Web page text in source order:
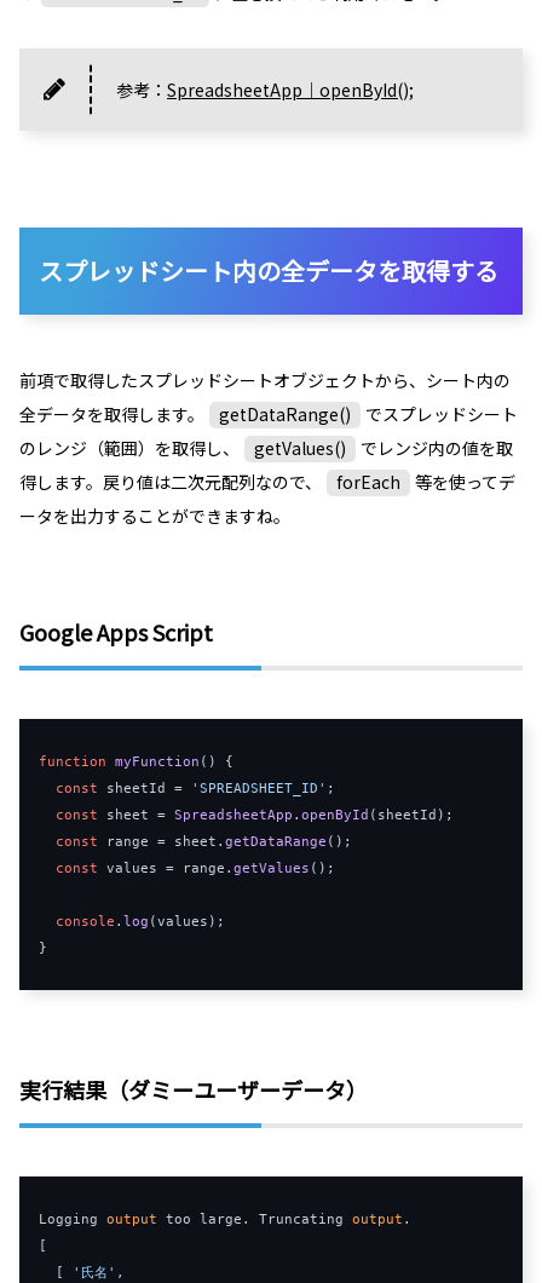
参考： SpreadsheetApp｜openById();
スプレッドシート内の全データを取得する
前項で取得したスプレッドシートオブジェクトから、シート内の
全データを取得します。
getDataRange()
でスプレッドシート
のレンジ（範囲）を取得し、
getValues()
でレンジ内の値を取
得します。戻り値は二次元配列なので、
forEach
等を使ってデ
ータを出力することができますね。
Google Apps Script
function myFunction ( )
{
const sheetId = 'SPREADSHEET_ID' ;
const sheet = SpreadsheetApp . openById ( sheetId );
const range = sheet . getDataRange ();
const values = range . getValues ();
console . log (values );
}
実行結果（ダミーユーザーデータ）
Logging output too large . Truncating output .
[
[
'氏名' ,